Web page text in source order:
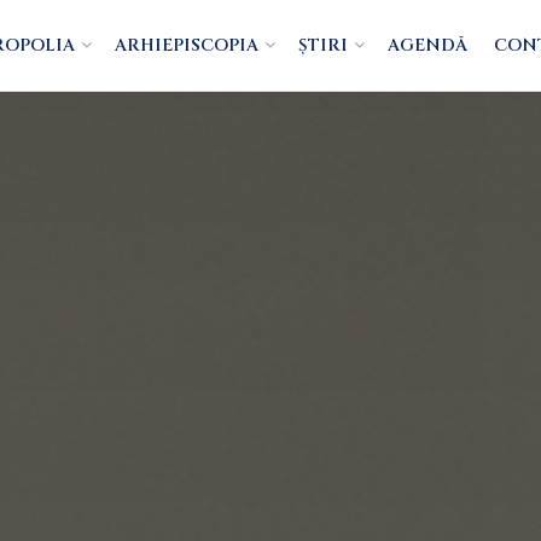
ARHIEPISCOPIA ȘTIRI AGENDĂ